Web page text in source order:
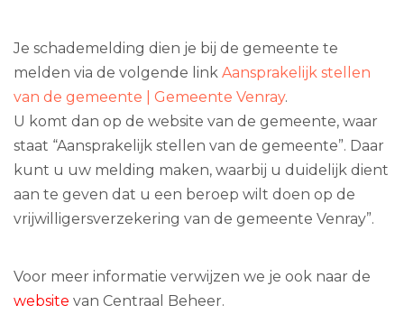
Je schademelding dien je bij de gemeente te
melden via de volgende link Aansprakelijk stellen
van de gemeente | Gemeente Venray.
U komt dan op de website van de gemeente, waar
staat “Aansprakelijk stellen van de gemeente”. Daar
kunt u uw melding maken, waarbij u duidelijk dient
aan te geven dat u een beroep wilt doen op de
vrijwilligersverzekering van de gemeente Venray”.
Voor meer informatie verwijzen we je ook naar de
website van Centraal Beheer.